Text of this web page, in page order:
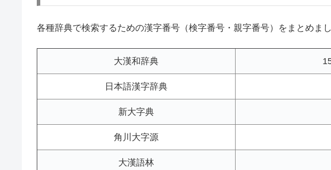
各種辞典で検索するための漢字番号（検字番号・親字番号）をまとめまし
大漢和辞典
日本語漢字辞典
新大字典
角川大字源
大漢語林